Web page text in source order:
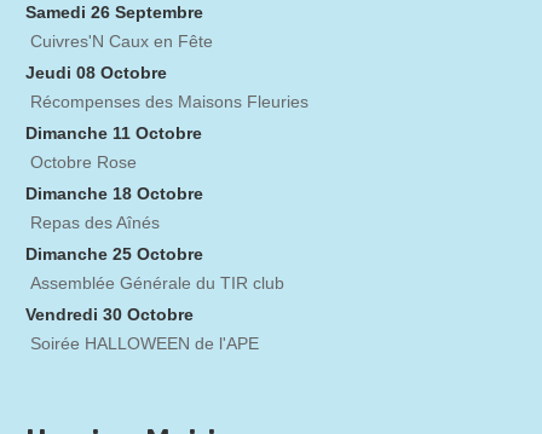
Samedi 26 Septembre
Cuivres'N Caux en Fête
Jeudi 08 Octobre
Récompenses des Maisons Fleuries
Dimanche 11 Octobre
Octobre Rose
Dimanche 18 Octobre
Repas des Aînés
Dimanche 25 Octobre
Assemblée Générale du TIR club
Vendredi 30 Octobre
Soirée HALLOWEEN de l'APE